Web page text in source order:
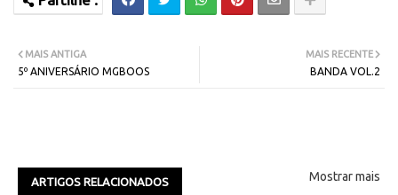
MAIS RECENTE
BANDA VOL.2
MAIS ANTIGA
5º ANIVERSÁRIO MGBOOS
ARTIGOS RELACIONADOS Mostrar mais